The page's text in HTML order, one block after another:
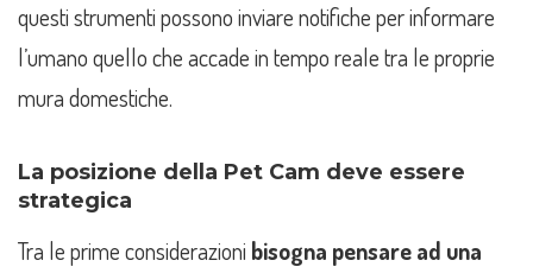
questi strumenti possono inviare notifiche per informare
l’umano quello che accade in tempo reale tra le proprie
mura domestiche.
La posizione della Pet Cam deve essere
strategica
Tra le prime considerazioni bisogna pensare ad una